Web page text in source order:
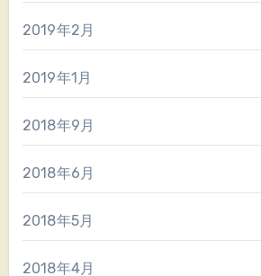
2019年2月
2019年1月
2018年9月
2018年6月
2018年5月
2018年4月